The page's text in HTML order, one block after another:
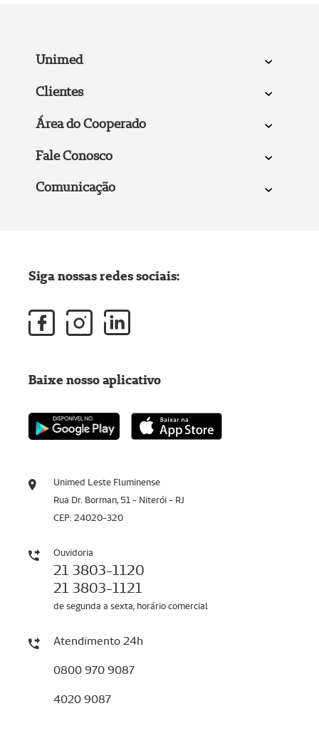
Unimed
Clientes
Área do Cooperado
Fale Conosco
Comunicação
Unimed Leste Fluminense
Rua Dr. Borman, 51 - Niterói - RJ
CEP: 24020-320
Ouvidoria
21 3803-1120
21 3803-1121
de segunda a sexta, horário comercial
Atendimento 24h
0800 970 9087
4020 9087
Siga nossas redes sociais:
Baixe nosso aplicativo